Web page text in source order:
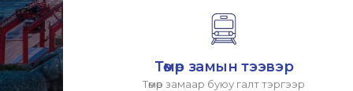
Төмөр замын тээвэр
Төмөр замаар буюу галт тэргээр